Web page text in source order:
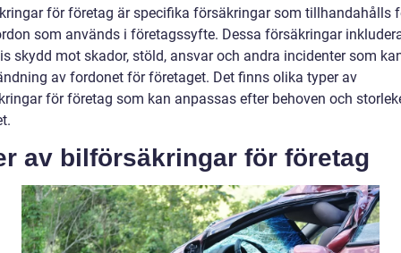
för företag är specifika försäkringar som tillhandahålls
som används i företagssyfte. Dessa försäkringar
skydd mot skador, stöld, ansvar och andra incidenter som
av fordonet för företaget. Det finns olika typer av
för företag som kan anpassas efter behoven och
av bilförsäkringar för företag